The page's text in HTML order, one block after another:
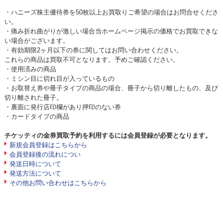
・ハニーズ株主優待券を50枚以上お買取りご希望の場合はお問合せくださ
い。
・痛み折れ曲がりが激しい場合当ホームページ掲示の価格でお買取できな
い場合がございます。
・有効期限2ヶ月以下の券に関してはお問い合わせください。
これらの商品は買取不可となります。予めご確認ください。
・使用済みの商品
・ミシン目に切れ目が入っているもの
・お取替え券や冊子タイプの商品の場合、冊子から切り離したもの、及び
切り離された冊子。
・裏面に発行店印欄があり押印のない券
・カードタイプの商品
チケッティの金券買取予約を利用するには会員登録が必要となります。
新規会員登録はこちらから
会員登録後の流れについ
発送日時について
発送方法について
その他お問い合わせはこちらから